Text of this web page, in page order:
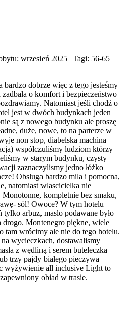
wrzesień 2025 | Tagi: 56-65
bardzo dobrze więc z tego jesteśmy
o komfort i bezpieczeństwo
Natomiast jeśli chodź o
jest w dwóch budynkach jeden
są z nowego budynku ale proszę
duże, nowe, to na parterze w
non stop, diabelska machina
współczuliśmy ludziom którzy
w starym budynku, czysty
zaznaczylismy jedno łóżko
Obsluga bardzo mila i pomocna,
natomiast wlascicielka nie
kompletnie bez smaku,
sól! Owoce? W tym hotelu
tylko arbuz, maslo podawane było
Montenegro piękne, wiele
tam wrócimy ale nie do tego hotelu.
wycieczkach, dostawalismy
z wędliną i serem buteleczka
trzy pajdy białego pieczywa
wyżywienie all inclusive Light to
obiad w trasie.